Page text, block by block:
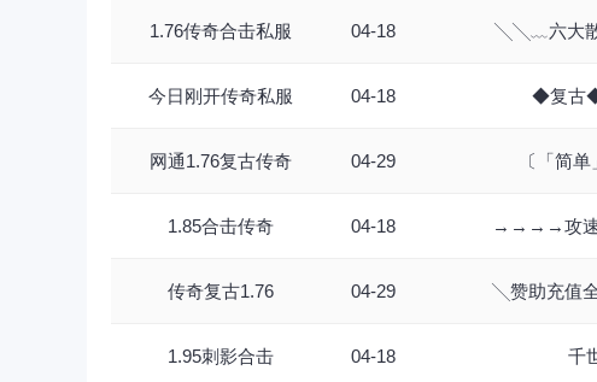
1.76传奇合击私服 04-18 ╲╲﹏六大
今日刚开传奇私服 04-18 ◆复古
网通1.76复古传奇 04-29 〔「简
1.85合击传奇 04-18 →→→→攻速
传奇复古1.76 04-29 ╲赞助充值
1.95刺影合击 04-18 千